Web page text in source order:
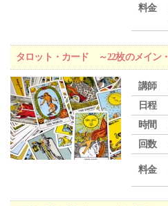
料金
タロット・カード ～22枚のメイン
講師
日程
時間
回数
料金